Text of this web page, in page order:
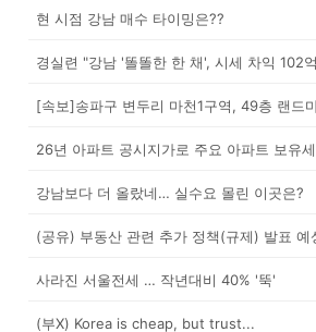
현 시점 강남 매수 타이밍은??
경실련 "강남 '똘똘한 한 채', 시세 차익 102
[속보]송파구 변두리 마천1구역, 49층 랜드
26년 아파트 공시지가로 주요 아파트 보유
강남보다 더 올랐네… 실수요 몰린 이곳은?
(공유) 부동산 관련 추가 정책(규제) 발표 예
사라진 서울전세 … 작년대비 40% '뚝'
(부X) Korea is cheap, but trust...